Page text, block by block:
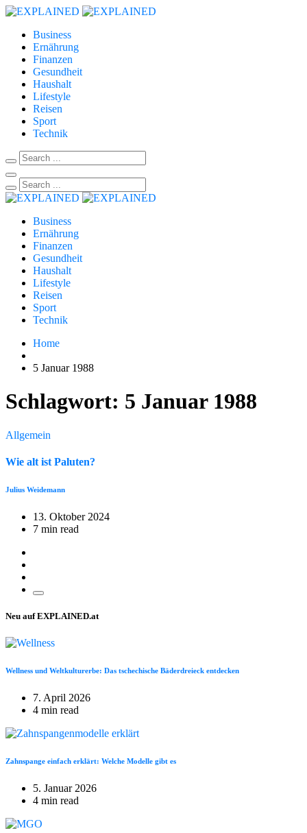
Business
Ernährung
Finanzen
Gesundheit
Haushalt
Lifestyle
Reisen
Sport
Technik
Business
Ernährung
Finanzen
Gesundheit
Haushalt
Lifestyle
Reisen
Sport
Technik
Home
5 Januar 1988
Schlagwort: 5 Januar 1988
Allgemein
Wie alt ist Paluten?
Julius Weidemann
13. Oktober 2024
7 min read
Neu auf EXPLAINED.at
Wellness und Weltkulturerbe: Das tschechische Bäderdreieck entdecken
7. April 2026
4 min read
Zahnspange einfach erklärt: Welche Modelle gibt es
5. Januar 2026
4 min read